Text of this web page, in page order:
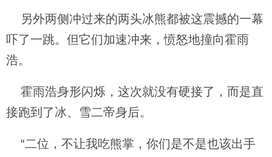
另外两侧冲过来的两头冰熊都被这震撼的一幕
吓了一跳。但它们加速冲来，愤怒地撞向霍雨
浩。
霍雨浩身形闪烁，这次就没有硬接了，而是直
接跑到了冰、雪二帝身后。
“二位，不让我吃熊掌，你们是不是也该出手